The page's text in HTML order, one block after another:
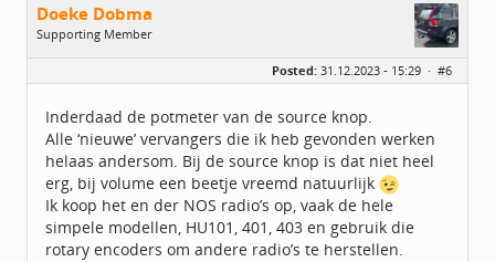
Doeke Dobma
Supporting Member
Geregistreerd:08 / 2014
Posted: 31.12.2023 - 15:29 · #6
Inderdaad de potmeter van de source knop.
Alle ‘nieuwe’ vervangers die ik heb gevonden werken
helaas andersom. Bij de source knop is dat niet heel
erg, bij volume een beetje vreemd natuurlijk
Ik koop het en der NOS radio’s op, vaak de hele
simpele modellen, HU101, 401, 403 en gebruik die
rotary encoders om andere radio’s te herstellen.